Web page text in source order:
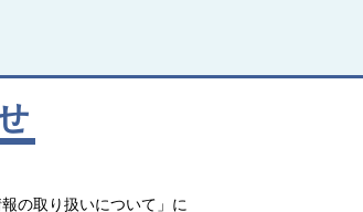
の取り扱いについて」に